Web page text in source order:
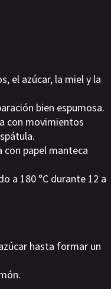
el azúcar, la miel y la
bien espumosa.
con movimientos
con papel manteca
a 180 °C durante 12 a
hasta formar un